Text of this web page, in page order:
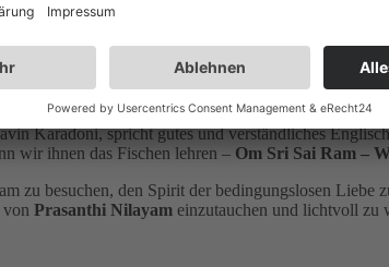
bei der Flugbuchung mit Lufthansa und bei der
Karadoni, spricht gutes und verständliches
wir ihnen das Fischen lehren – Om Sri Sai Ram –
zu besuchen, den Spirit der bedingungslosen Liebe
von Prasanthi Nilayam einzutauchen und lichtvoll zu